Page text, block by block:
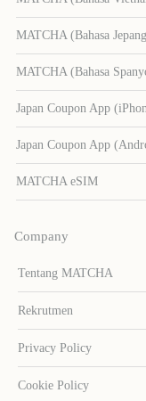
MATCHA (Bahasa
MATCHA (Bahasa
Japan Coupon App
Japan Coupon App
MATCHA eSIM
Company
Tentang MATCHA
Rekrutmen
Privacy Policy
Cookie Policy